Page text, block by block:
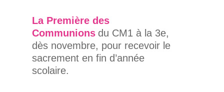
La Première des
Communions du CM1 à la 3e,
dès novembre, pour recevoir le
sacrement en fin d’année
scolaire.